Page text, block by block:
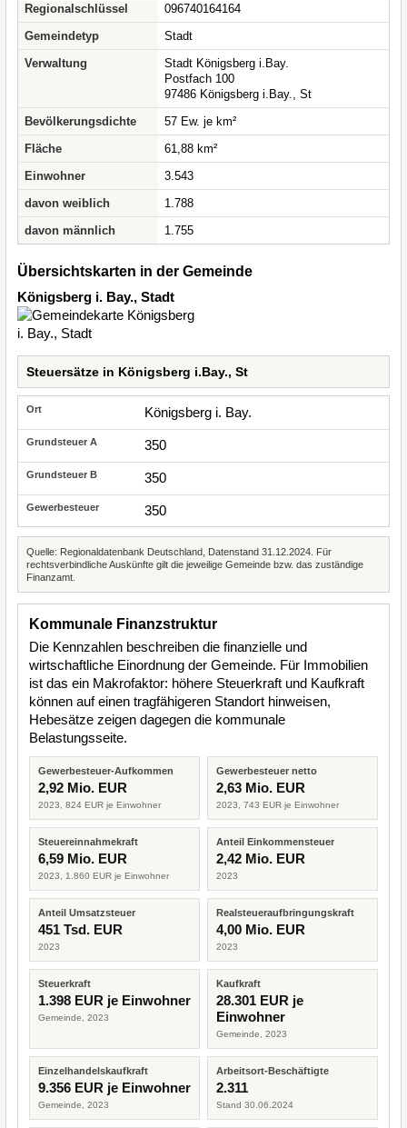
Regionalschlüssel
096740164164
Gemeindetyp
Stadt
Verwaltung
Stadt Königsberg i.Bay.
Postfach 100
97486 Königsberg i.Bay., St
Bevölkerungsdichte
57 Ew. je km²
Fläche
61,88 km²
Einwohner
3.543
davon weiblich
1.788
davon männlich
1.755
Übersichtskarten in der Gemeinde
Königsberg i. Bay., Stadt
Steuersätze in Königsberg i.Bay., St
Königsberg i. Bay.
350
350
350
Quelle: Regionaldatenbank Deutschland, Datenstand 31.12.2024. Für
rechtsverbindliche Auskünfte gilt die jeweilige Gemeinde bzw. das zuständige
Finanzamt.
Kommunale Finanzstruktur
Die Kennzahlen beschreiben die finanzielle und
wirtschaftliche Einordnung der Gemeinde. Für Immobilien
ist das ein Makrofaktor: höhere Steuerkraft und Kaufkraft
können auf einen tragfähigeren Standort hinweisen,
Hebesätze zeigen dagegen die kommunale
Belastungsseite.
Gewerbesteuer-Aufkommen
2,92 Mio. EUR
2023, 824 EUR je Einwohner
Gewerbesteuer netto
2,63 Mio. EUR
2023, 743 EUR je Einwohner
Steuereinnahmekraft
6,59 Mio. EUR
2023, 1.860 EUR je Einwohner
Anteil Einkommensteuer
2,42 Mio. EUR
2023
Anteil Umsatzsteuer
451 Tsd. EUR
2023
Realsteueraufbringungskraft
4,00 Mio. EUR
2023
Steuerkraft
1.398 EUR je Einwohner
Gemeinde, 2023
Kaufkraft
28.301 EUR je
Einwohner
Gemeinde, 2023
Einzelhandelskaufkraft
9.356 EUR je Einwohner
Gemeinde, 2023
Arbeitsort-Beschäftigte
2.311
Stand 30.06.2024